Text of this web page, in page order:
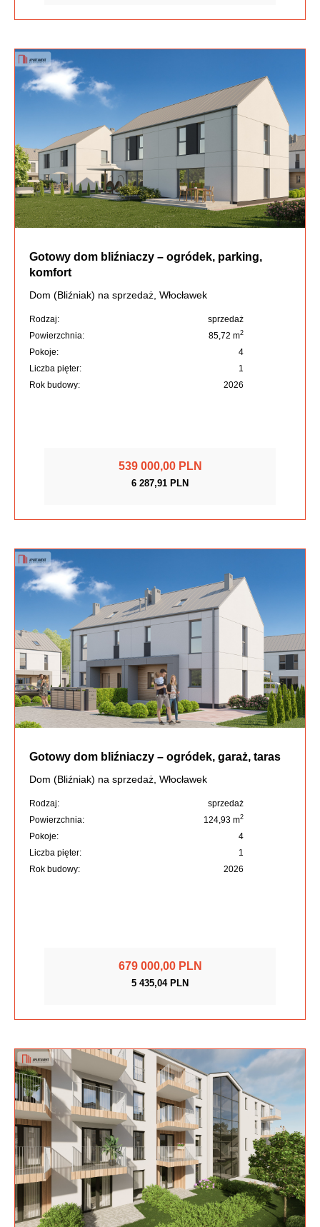
Gotowy dom bliźniaczy – ogródek, parking,
komfort
Dom (Bliźniak) na sprzedaż, Włocławek
Rodzaj:
sprzedaż
Powierzchnia:
85,72 m2
Pokoje:
4
Liczba pięter:
1
Rok budowy:
2026
539 000,00 PLN
6 287,91 PLN
Gotowy dom bliźniaczy – ogródek, garaż, taras
Dom (Bliźniak) na sprzedaż, Włocławek
Rodzaj:
sprzedaż
Powierzchnia:
124,93 m2
Pokoje:
4
Liczba pięter:
1
Rok budowy:
2026
679 000,00 PLN
5 435,04 PLN